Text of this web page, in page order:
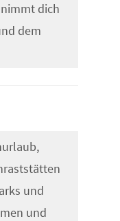
dich
dem
und
und